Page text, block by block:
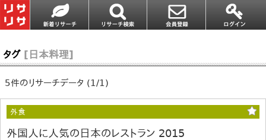
タグ [日本料理]
5件のリサーチデータ (1/1)
外食
外国人に人気の日本のレストラン 2015